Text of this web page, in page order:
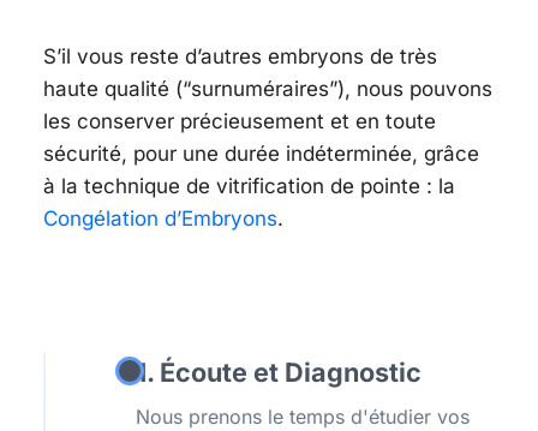
S’il vous reste d’autres embryons de très
haute qualité (“surnuméraires”), nous pouvons
les conserver précieusement et en toute
sécurité, pour une durée indéterminée, grâce
à la technique de vitrification de pointe : la
Congélation d’Embryons.
1. Écoute et Diagnostic
Nous prenons le temps d'étudier vos